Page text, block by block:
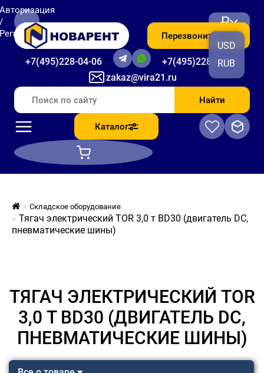
zakaz@vira21.ru
+7(495)228-04-06 +7(495)228-06-56
Перезвоните мне
₽
USD
RUB
Найти
Каталог
Складское оборудование
Тягач электрический TOR 3,0 т BD30 (двигатель DC,
пневматические шины)
ТЯГАЧ ЭЛЕКТРИЧЕСКИЙ TOR
3,0 Т BD30 (ДВИГАТЕЛЬ DC,
ПНЕВМАТИЧЕСКИЕ ШИНЫ)